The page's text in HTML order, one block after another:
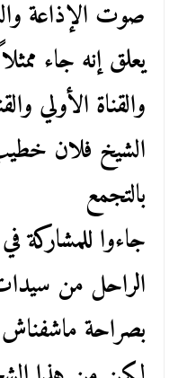
صوت الإذاعة
يعلق إنه جاء
والقناة الأولي
الشيخ فلان
بالتجمع
جاءوا للمشاركة
الراحل من
بصراحة